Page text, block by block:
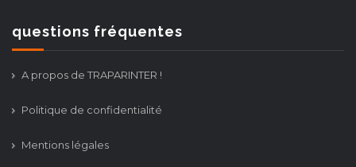
questions fréquentes
A propos de TRAPARINTER !
Politique de confidentialité
Mentions légales